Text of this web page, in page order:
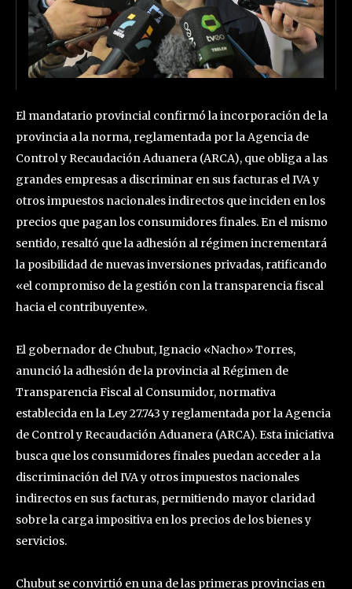
El mandatario provincial confirmó la incorporación de la
provincia a la norma, reglamentada por la Agencia de
Control y Recaudación Aduanera (ARCA), que obliga a las
grandes empresas a discriminar en sus facturas el IVA y
otros impuestos nacionales indirectos que inciden en los
precios que pagan los consumidores finales. En el mismo
sentido, resaltó que la adhesión al régimen incrementará
la posibilidad de nuevas inversiones privadas, ratificando
«el compromiso de la gestión con la transparencia fiscal
hacia el contribuyente».
El gobernador de Chubut, Ignacio «Nacho» Torres,
anunció la adhesión de la provincia al Régimen de
Transparencia Fiscal al Consumidor, normativa
establecida en la Ley 27.743 y reglamentada por la Agencia
de Control y Recaudación Aduanera (ARCA). Esta iniciativa
busca que los consumidores finales puedan acceder a la
discriminación del IVA y otros impuestos nacionales
indirectos en sus facturas, permitiendo mayor claridad
sobre la carga impositiva en los precios de los bienes y
servicios.
Chubut se convirtió en una de las primeras provincias en